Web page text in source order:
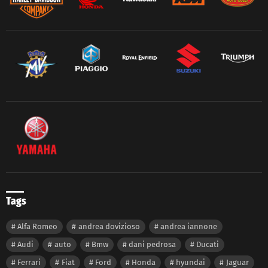
Tags
Alfa Romeo andrea dovizioso
andrea iannone
Audi
auto Bmw dani pedrosa
Ducati
Ferrari
Fiat Ford Honda hyundai Jaguar